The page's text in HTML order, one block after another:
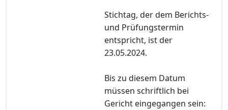
Stichtag, der dem Berichts-
und Prüfungstermin
entspricht, ist der
23.05.2024.
Bis zu diesem Datum
müssen schriftlich bei
Gericht eingegangen sein: